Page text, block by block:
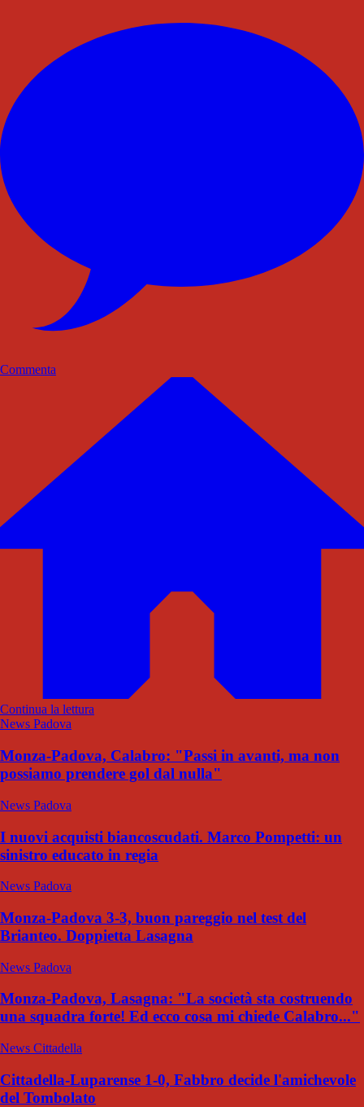
Commenta
Continua la lettura
News Padova
Monza-Padova, Calabro: "Passi in avanti, ma non
possiamo prendere gol dal nulla"
News Padova
I nuovi acquisti biancoscudati. Marco Pompetti: un
sinistro educato in regia
News Padova
Monza-Padova 3-3, buon pareggio nel test del
Brianteo. Doppietta Lasagna
News Padova
Monza-Padova, Lasagna: "La società sta costruendo
una squadra forte! Ed ecco cosa mi chiede Calabro..."
News Cittadella
Cittadella-Luparense 1-0, Fabbro decide l'amichevole
del Tombolato